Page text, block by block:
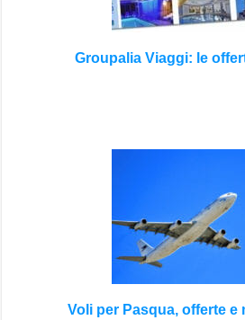
Groupalia Viaggi: le
Voli per Pasqua, offerte e